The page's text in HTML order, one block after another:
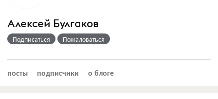
Алексей Булгаков
Подписаться Пожаловаться
посты подписчики о блоге